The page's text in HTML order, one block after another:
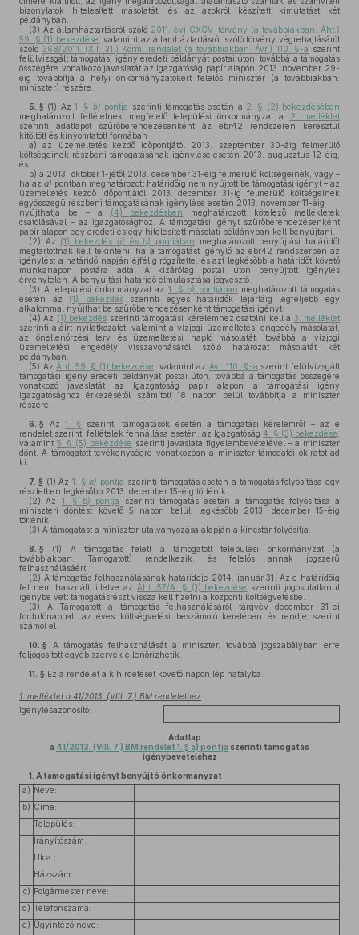
bizonylatok hitelesített másolatát, és az azokról készített kimutatást két
példányban.
(3) Az államháztartásról szóló 2011. évi CXCV. törvény (a továbbiakban: Áht.)
59. § (1) bekezdése , valamint az államháztartásról szóló törvény végrehajtásáról
szóló 368/2011. (XII. 31.) Korm. rendelet (a továbbiakban: Ávr.) 110. §-a szerint
felülvizsgált támogatási igény eredeti példányát postai úton, továbbá a támogatás
összegére vonatkozó javaslatát az Igazgatóság papír alapon 2013. november 29-
éig továbbítja a helyi önkormányzatokért felelős miniszter (a továbbiakban:
miniszter) részére.
5. § (1) Az1. § b) pontja szerinti támogatás esetén a 2. § (2) bekezdésében
meghatározott feltételnek megfelelő települési önkormányzat a
2. melléklet
szerinti adatlapot szűrőberendezésenként az ebr42 rendszeren keresztül
kitöltött és kinyomtatott formában
a) az üzemeltetés kezdő időpontjától 2013. szeptember 30-áig felmerülő
költségeinek részbeni támogatásának igénylése esetén 2013. augusztus 12-éig,
és
b) a 2013. október 1-jétől 2013. december 31-éig felmerülő költségeinek, vagy –
ha az a) pontban meghatározott határidőig nem nyújtott be támogatási igényt – az
üzemeltetés kezdő időpontjától 2013. december 31-ig felmerülő költségeinek
egyösszegű részbeni támogatásának igénylése esetén 2013. november 11-éig
nyújthatja be – a
(4) bekezdésben
meghatározott kötelező mellékletek
csatolásával – az Igazgatósághoz. A támogatási igényt szűrőberendezésenként
papír alapon egy eredeti és egy hitelesített másolati példányban kell benyújtani.
(2) Az (1) bekezdés a) ésb) pontjában meghatározott benyújtási határidőt
megtartottnak kell tekinteni, ha a támogatást igénylő az ebr42 rendszerben az
igénylést a határidő napján éjfélig rögzítette, és azt legkésőbb a határidőt követő
munkanapon postára adta. A kizárólag postai úton benyújtott igénylés
érvénytelen. A benyújtási határidő elmulasztása jogvesztő.
(3) A települési önkormányzat az 1. §b) pontjában meghatározott támogatás
esetén az (1) bekezdésszerinti egyes határidők lejártáig legfeljebb egy
alkalommal nyújthat be szűrőberendezésenként támogatási igényt.
(4) Az (1) bekezdés szerinti támogatási kérelemhez csatolni kell a 3. melléklet
szerinti aláírt nyilatkozatot, valamint a vízjogi üzemeltetési engedély másolatát,
az önellenőrzési terv és üzemeltetési napló másolatát, továbbá a vízjogi
üzemeltetési engedély visszavonásáról szóló határozat másolatát két
példányban.
(5) Az Áht. 59. § (1) bekezdése , valamint az Ávr. 110. §-a szerint felülvizsgált
támogatási igény eredeti példányát postai úton, továbbá a támogatás összegére
vonatkozó javaslatát az Igazgatóság papír alapon a támogatási igény
Igazgatósághoz érkezésétől számított 18 napon belül továbbítja a miniszter
részére.
6. § Az1. § szerinti támogatások esetén a támogatási kérelemről – az e
rendelet szerinti feltételek fennállása esetén, az Igazgatóság 4. § (3) bekezdése
valamint 5. § (5) bekezdése szerinti javaslata figyelembevételével – a miniszter
dönt. A támogatott tevékenységre vonatkozóan a miniszter támogatói okiratot ad
ki.
7. § (1) Az1. §a) pontja szerinti támogatás esetén a támogatás folyósítása egy
részletben legkésőbb 2013. december 15-éig történik.
(2) Az 1. § b) pontja
szerinti támogatás esetén a támogatás folyósítása a
miniszteri döntést követő 5 napon belül, legkésőbb 2013. december 15-éig
történik.
(3) A támogatást a miniszter utalványozása alapján a kincstár folyósítja.
8. § (1)
A támogatás felett a támogatott települési önkormányzat (a
továbbiakban: Támogatott) rendelkezik, és felelős annak jogszerű
felhasználásáért.
(2) A támogatás felhasználásának határideje 2014. január 31. Az e határidőig
fel nem használt, illetve az Áht. 57/A. § (1) bekezdése szerinti jogosulatlanul
igénybe vett támogatásrészt vissza kell fizetni a központi költségvetésbe.
(3) A Támogatott a támogatás felhasználásáról tárgyév december 31-ei
fordulónappal, az éves költségvetési beszámoló keretében és rendje szerint
számol el.
10. § A támogatás felhasználását a miniszter, továbbá jogszabályban erre
feljogosított egyéb szervek ellenőrizhetik.
11. § Ez a rendelet a kihirdetését követő napon lép hatályba.
1. melléklet a 41/2013. (VIII. 7.) BM rendelethez
Igénylésazonosító:
Adatlap
a 41/2013. (VIII. 7.) BM rendelet 1. § a) pontja szerinti támogatás
igénybevételéhez
1. A támogatási igényt benyújtó önkormányzat
a) Neve:
b) Címe:
Település:
Irányítószám:
Utca :
Házszám:
c) Polgármester neve:
d) Telefonszáma:
e) Ügyintéző neve: